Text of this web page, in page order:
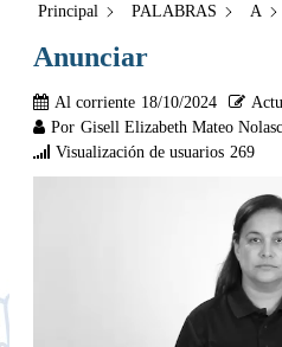
Principal
PALABRAS A
Anunciar
Al corriente 18/10/2024
Por Gisell Elizabeth Mateo
Visualización de usuarios 269